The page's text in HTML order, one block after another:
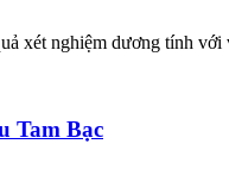
xét nghiệm dương tính với
Tam Bạc